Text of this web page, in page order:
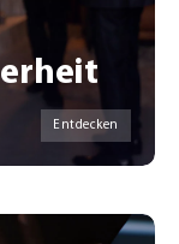
Entdecken